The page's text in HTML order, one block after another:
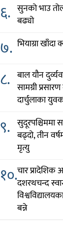
६. सुनको भाउ
बढ्यो
७. भियाग्रा
८. बाल यौन
सामग्री
दार्चुलाका
९. सुदूरपश्चिममा
बढ्दो, तीन
मृत्यु
१०.चार प्रादेशिक
दशरथचन्द
बन्ने